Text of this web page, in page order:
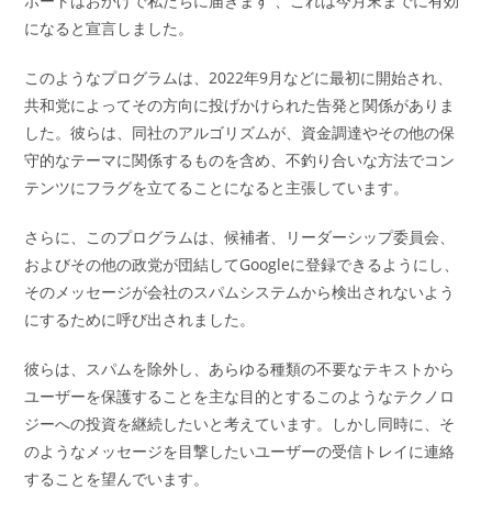
になると宣言しました。
このようなプログラムは、2022年9月などに最初に開始され、
共和党によってその方向に投げかけられた告発と関係がありま
した。彼らは、同社のアルゴリズムが、資金調達やその他の保
守的なテーマに関係するものを含め、不釣り合いな方法でコン
テンツにフラグを立てることになると主張しています。
さらに、このプログラムは、候補者、リーダーシップ委員会、
およびその他の政党が団結してGoogleに登録できるようにし、
そのメッセージが会社のスパムシステムから検出されないよう
にするために呼び出されました。
彼らは、スパムを除外し、あらゆる種類の不要なテキストから
ユーザーを保護することを主な目的とするこのようなテクノロ
ジーへの投資を継続したいと考えています。しかし同時に、そ
のようなメッセージを目撃したいユーザーの受信トレイに連絡
することを望んでいます。